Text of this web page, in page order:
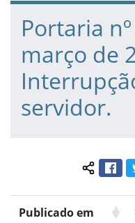
Fim da navegação
Início do conteúdo
Portaria
março de
servidor.
Publicado em